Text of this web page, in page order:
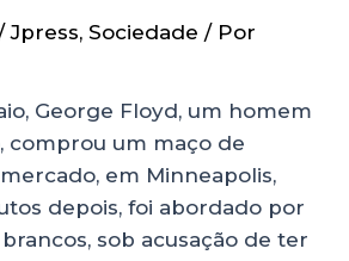
Jpress, Sociedade / Por
George Floyd, um homem
comprou um maço de
em Minneapolis,
depois, foi abordado por
sob acusação de ter